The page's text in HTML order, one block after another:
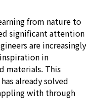
from nature to
significant attention
are increasingly
in
materials. This
already solved
with through